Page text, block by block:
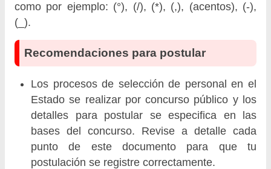
como por ejemplo: (°), (/), (*), (,), (acentos), (-),
(_).
Recomendaciones para postular
Los procesos de selección de personal en el
Estado se realizar por concurso público y los
detalles para postular se especifica en las
bases del concurso. Revise a detalle cada
punto de este documento para que tu
postulación se registre correctamente.